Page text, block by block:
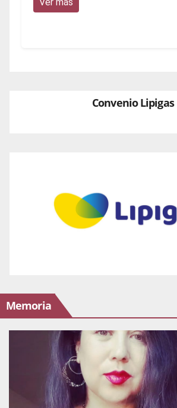
Convenio Lipigas
Memoria